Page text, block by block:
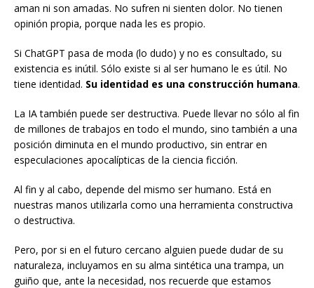
aman ni son amadas. No sufren ni sienten dolor. No tienen
opinión propia, porque nada les es propio.
Si ChatGPT pasa de moda (lo dudo) y no es consultado, su
existencia es inútil. Sólo existe si al ser humano le es útil. No
tiene identidad. Su identidad es una construcción humana.
La IA también puede ser destructiva. Puede llevar no sólo al fin
de millones de trabajos en todo el mundo, sino también a una
posición diminuta en el mundo productivo, sin entrar en
especulaciones apocalípticas de la ciencia ficción.
Al fin y al cabo, depende del mismo ser humano. Está en
nuestras manos utilizarla como una herramienta constructiva
o destructiva.
Pero, por si en el futuro cercano alguien puede dudar de su
naturaleza, incluyamos en su alma sintética una trampa, un
guiño que, ante la necesidad, nos recuerde que estamos